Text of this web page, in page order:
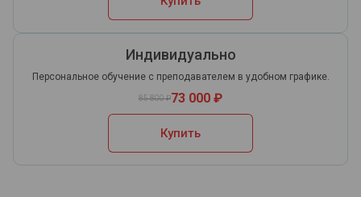
Индивидуально
Персональное обучение с преподавателем в удобном графике.
85 800 ₽73 000 ₽
Купить